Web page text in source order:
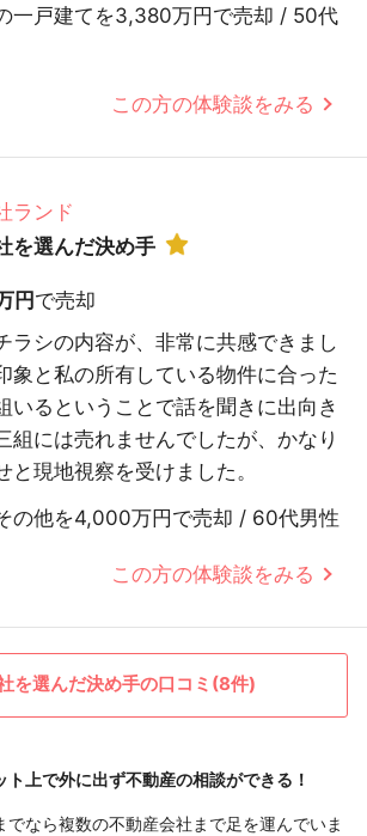
一戸建てを3,380万円で売却 / 50代
この方の体験談をみる
ランド
を選んだ決め手
円で売却
ラシの内容が、非常に共感できまし
象と私の所有している物件に合った
いるということで話を聞きに出向き
組には売れませんでしたが、かなり
と現地視察を受けました。
の他を4,000万円で売却 / 60代男性
この方の体験談をみる
を選んだ決め手の口コミ(8件)
ト上で外に出ず不動産の相談ができる！
でなら複数の不動産会社まで足を運んでいま